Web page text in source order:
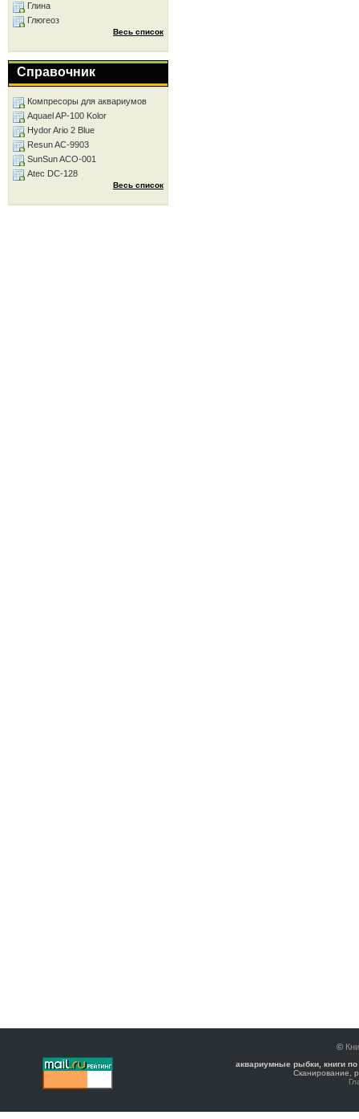
Глина
Глюгеоз
Весь список
Справочник
Компресоры для аквариумов
Aquael AP-100 Kolor
Hydor Ario 2 Blue
Resun AC-9903
SunSun ACO-001
Atec DC-128
Весь список
©
аквариумные рыбки, книги
Сканирование,